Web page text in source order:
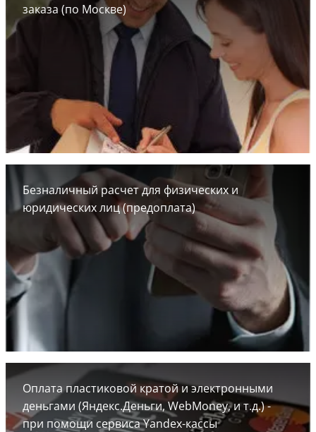
заказа (по Москве)
Безналичный расчет для физических и
юридических лиц (предоплата)
Оплата пластиковой кратой и электронными
деньгами (Яндекс.Деньги, WebMoney, и т.д.) -
при помощи сервиса Yandex-кассы